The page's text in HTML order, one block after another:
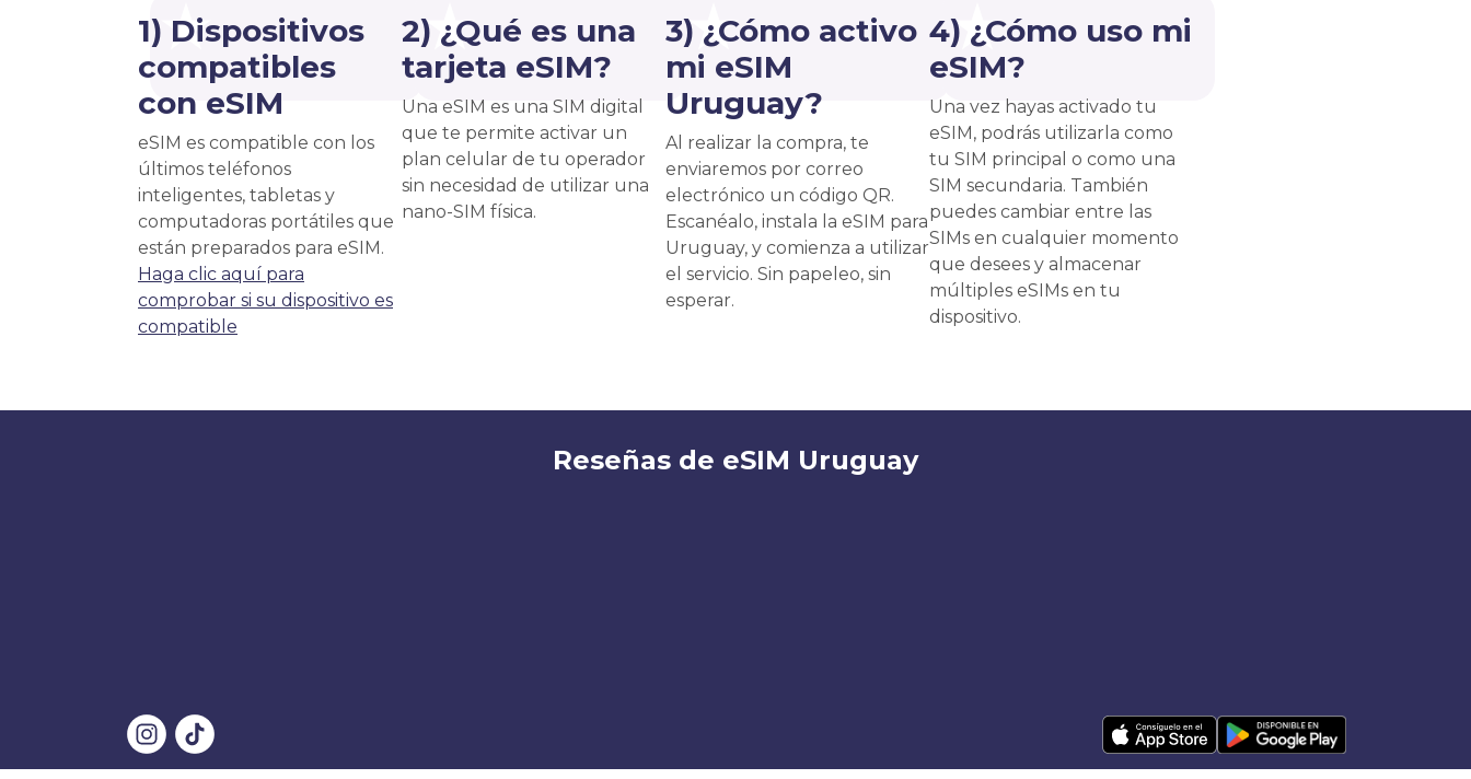
1) Dispositivos
compatibles
con eSIM
eSIM es compatible con los
últimos teléfonos
inteligentes, tabletas y
computadoras portátiles que
están preparados para eSIM.
Haga clic aquí para
comprobar si su dispositivo es
compatible
2) ¿Qué es una
tarjeta eSIM?
Una eSIM es una SIM digital
que te permite activar un
plan celular de tu operador
sin necesidad de utilizar una
nano-SIM física.
3) ¿Cómo activo
mi eSIM
Uruguay?
Al realizar la compra, te
enviaremos por correo
electrónico un código QR.
Escanéalo, instala la eSIM para
Uruguay, y comienza a utilizar
el servicio. Sin papeleo, sin
esperar.
4) ¿Cómo uso mi
eSIM?
Una vez hayas activado tu
eSIM, podrás utilizarla como
tu SIM principal o como una
SIM secundaria. También
puedes cambiar entre las
SIMs en cualquier momento
que desees y almacenar
múltiples eSIMs en tu
dispositivo.
Reseñas de eSIM Uruguay